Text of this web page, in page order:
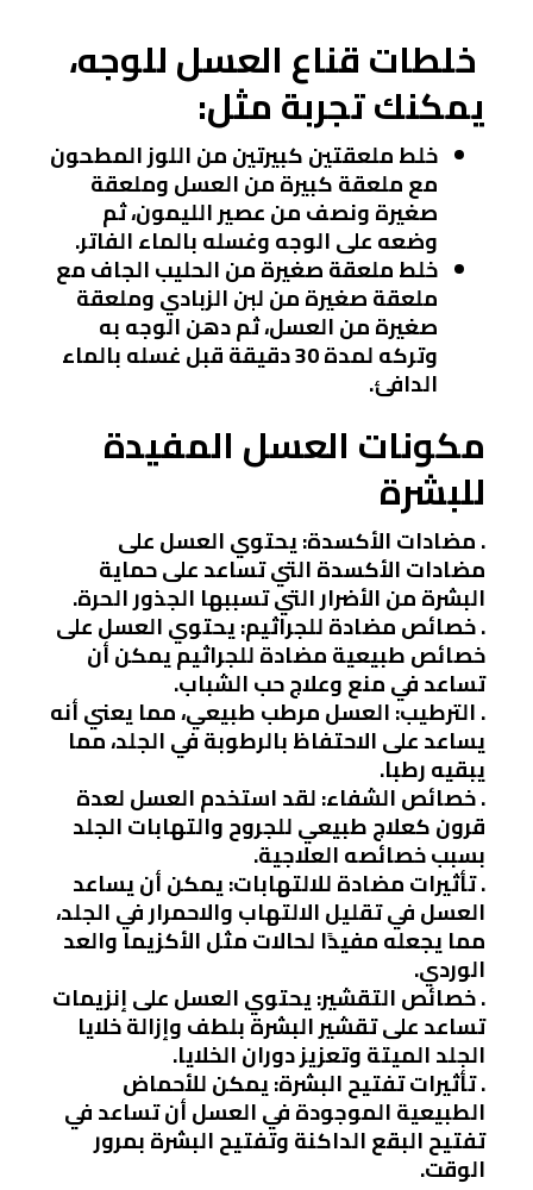
خلطات قناع العسل للوجه،
يمكنك تجربة مثل:
خلط ملعقتين كبيرتين من اللوز المطحون
مع ملعقة كبيرة من العسل وملعقة
صغيرة ونصف من عصير الليمون، ثم
وضعه على الوجه وغسله بالماء الفاتر.
خلط ملعقة صغيرة من الحليب الجاف مع
ملعقة صغيرة من لبن الزبادي وملعقة
صغيرة من العسل، ثم دهن الوجه به
وتركه لمدة 30 دقيقة قبل غسله بالماء
الدافئ.
مكونات العسل المفيدة
للبشرة
. مضادات الأكسدة: يحتوي العسل على
مضادات الأكسدة التي تساعد على حماية
البشرة من الأضرار التي تسببها الجذور الحرة.
. خصائص مضادة للجراثيم: يحتوي العسل على
خصائص طبيعية مضادة للجراثيم يمكن أن
تساعد في منع وعلاج حب الشباب.
. الترطيب: العسل مرطب طبيعي، مما يعني أنه
يساعد على الاحتفاظ بالرطوبة في الجلد، مما
يبقيه رطبا.
. خصائص الشفاء: لقد استخدم العسل لعدة
قرون كعلاج طبيعي للجروح والتهابات الجلد
بسبب خصائصه العلاجية.
. تأثيرات مضادة للالتهابات: يمكن أن يساعد
العسل في تقليل الالتهاب والاحمرار في الجلد،
مما يجعله مفيدًا لحالات مثل الأكزيما والعد
الوردي.
. خصائص التقشير: يحتوي العسل على إنزيمات
تساعد على تقشير البشرة بلطف وإزالة خلايا
الجلد الميتة وتعزيز دوران الخلايا.
. تأثيرات تفتيح البشرة: يمكن للأحماض
الطبيعية الموجودة في العسل أن تساعد في
تفتيح البقع الداكنة وتفتيح البشرة بمرور
الوقت.